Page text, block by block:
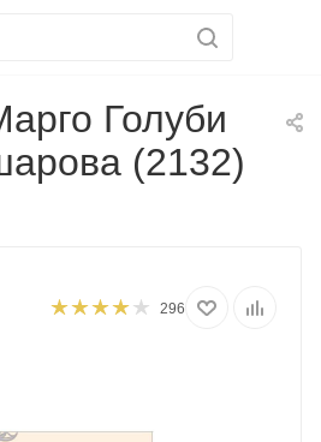
Голуби
(2132)
296